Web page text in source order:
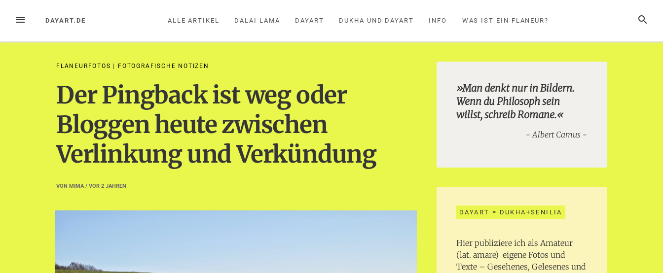
InhaltMENÜ SUCHE
DAYART.DE ALLE ARTIKEL DALAI LAMA DAYART DUKHA UND DAYART INFO WAS IST EIN FLANEUR?
FLANEURFOTOS FOTOGRAFISCHE NOTIZEN
Der Pingback ist weg oder
Bloggen heute zwischen
Verlinkung und Verkündung
VON MIMA/ VOR 2 JAHREN
»Man denkt nur in Bildern.
Wenn du Philosoph sein
willst, schreib Romane.«
Albert Camus
DAYART = DUKHA+SENILIA
Hier publiziere ich als Amateur
(lat. amare) eigene Fotos und
Texte – Gesehenes, Gelesenes und